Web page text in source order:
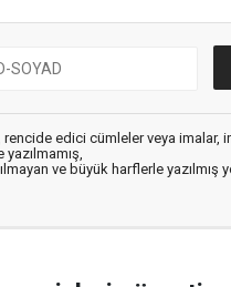
edici cümleler veya imalar,
ve büyük harflerle yazılmış